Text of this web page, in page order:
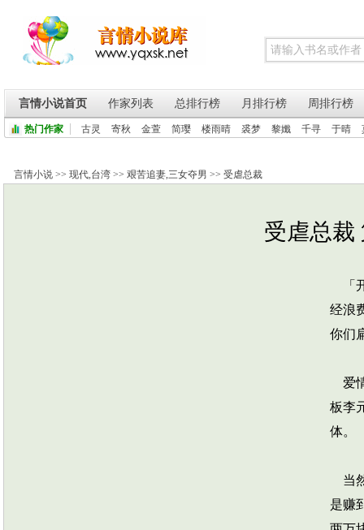
言情小说首页 作家列表 总排行榜 月排行榜 周排行榜
热门作家 古灵 寄秋 金萱 简璎 楼雨晴 裘梦 黎孅 千寻 于晴
言情小说 >> 现代,台湾 >> 艰苦追妻,三女夺男 >> 受虐总裁
受虐总裁
「
经浪
你们
爱
板李
体。
当
是赚